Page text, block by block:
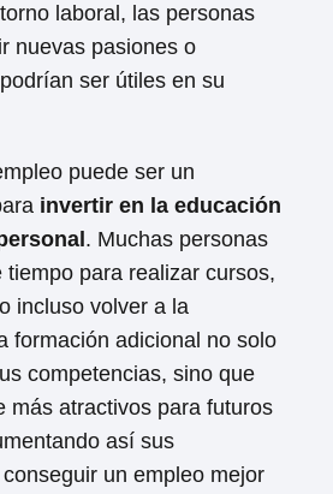
laboral, las personas
nuevas pasiones o
ser útiles en su
puede ser un
invertir en la educación
. Muchas personas
tiempo para realizar cursos,
incluso volver a la
formación adicional no solo
competencias, sino que
más atractivos para futuros
así sus
un empleo mejor